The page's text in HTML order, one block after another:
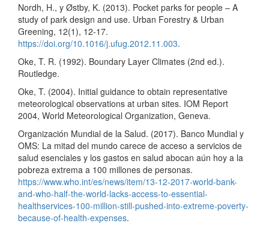
Nordh, H., y Østby, K. (2013). Pocket parks for people – A
study of park design and use. Urban Forestry & Urban
Greening, 12(1), 12-17.
https://doi.org/10.1016/j.ufug.2012.11.003.
Oke, T. R. (1992). Boundary Layer Climates (2nd ed.).
Routledge.
Oke, T. (2004). Initial guidance to obtain representative
meteorological observations at urban sites. IOM Report
2004, World Meteorological Organization, Geneva.
Organización Mundial de la Salud. (2017). Banco Mundial y
OMS: La mitad del mundo carece de acceso a servicios de
salud esenciales y los gastos en salud abocan aún hoy a la
pobreza extrema a 100 millones de personas.
https://www.who.int/es/news/item/13-12-2017-world-bank-
and-who-half-the-world-lacks-access-to-essential-
healthservices-100-million-still-pushed-into-extreme-poverty-
because-of-health-expenses.